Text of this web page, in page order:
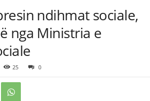
ndihmat sociale,
nga Ministria e
25 0